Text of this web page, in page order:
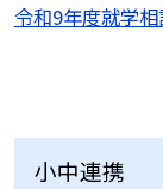
令和9年度就学相
小中連携